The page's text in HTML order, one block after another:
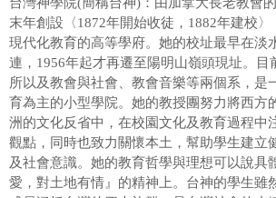
辦校理念
辦學績效
學校之美
行事曆
概覽(學生手冊)
末年創設〈1872年開始收徒，1882年建校
現代化教育的高等學府。她的校址最早在淡
連，1956年起才再遷至陽明山嶺頭現址。目
所以及教會與社會、教會音樂等兩個系，是
育為主的小型學院。她的教授團努力將西方
洲的文化反省中，在校園文化及教育過程中
觀點，同時也致力關懷本土，幫助學生建立
及社會意識。她的教育哲學與理想可以說具
愛，對土地有情』的精神上。台神的學生雖